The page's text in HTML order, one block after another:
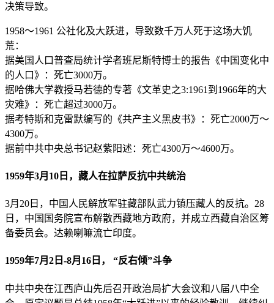
决策导致。
1958～1961 公社化及大跃进，导致数千万人死于这场大饥
荒：
据美国人口普查局统计学者班尼斯特博士的报告《中国变化中
的人口》：死亡3000万。
据哈佛大学教授马若德的专著《文革史之3:1961到1966年的大
灾难》：死亡超过3000万。
据考特斯和克雷默编写的《共产主义黑皮书》：死亡2000万～
4300万。
据前中共中央总书记赵紫阳述：死亡4300万～4600万。
1959年3月10日，藏人在拉萨反抗中共统治
3月20日，中国人民解放军驻藏部队武力镇压藏人的反抗。28
日，中国国务院宣布解散西藏地方政府，并成立西藏自治区筹
备委员会。达赖喇嘛流亡印度。
1959年7月2日-8月16日， “反右倾”斗争
中共中央在江西庐山先后召开政治局扩大会议和八届八中全